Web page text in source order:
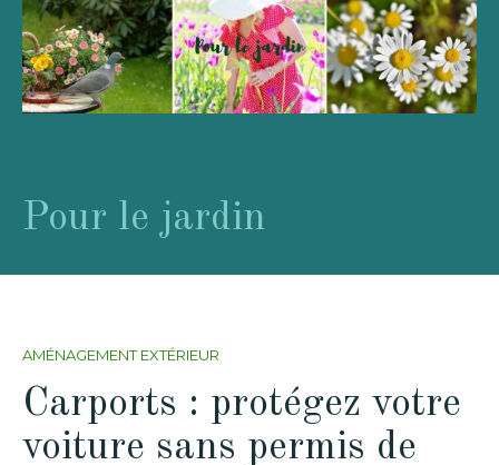
Pour le jardin
AMÉNAGEMENT EXTÉRIEUR
Carports : protégez votre
voiture sans permis de